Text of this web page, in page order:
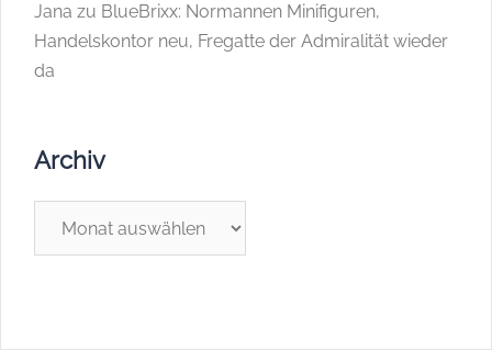
Jana zu BlueBrixx: Normannen Minifiguren,
Handelskontor neu, Fregatte der Admiralität wieder
da
Archiv